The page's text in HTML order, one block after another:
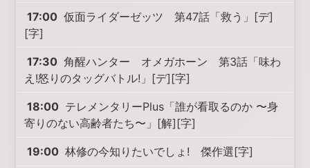
17:00 仮面ライダーゼッツ 第47話「救う」[デ]
[字]
17:30 角醒ハンター オメガホーン 第3話「味わ
え!怒りのタッグバトル!」[デ][字]
18:00 テレメンタリーPlus「誰が看取るのか 〜身
寄りのない高齢者たち〜」[解][字]
19:00 林修の今知りたいでしょ! 傑作選[字]